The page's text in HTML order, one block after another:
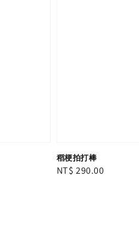
稻梗拍打棒
Regular
NT$ 290.00